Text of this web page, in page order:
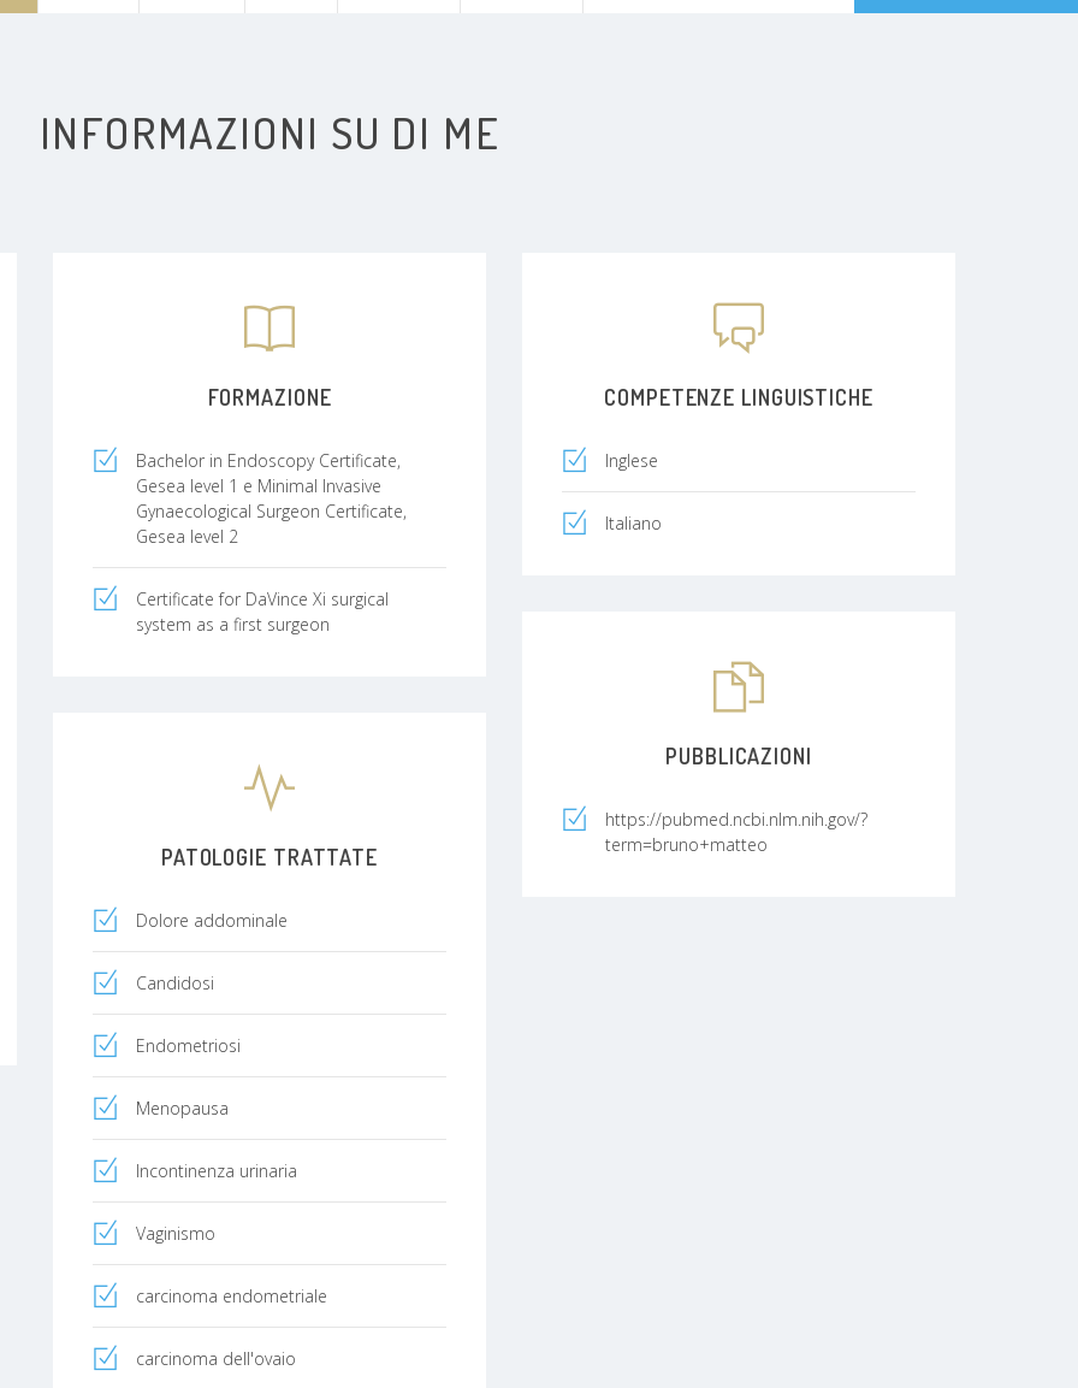
INFORMAZIONI SU DI ME
FORMAZIONE
Bachelor in Endoscopy Certificate,
Gesea level 1 e Minimal Invasive
Gynaecological Surgeon Certificate,
Gesea level 2
Certificate for DaVince Xi surgical
system as a first surgeon
COMPETENZE LINGUISTICHE
Inglese
Italiano
PUBBLICAZIONI
https://pubmed.ncbi.nlm.nih.gov/?
term=bruno+matteo
PATOLOGIE TRATTATE
Dolore addominale
Candidosi
Endometriosi
Menopausa
Incontinenza urinaria
Vaginismo
carcinoma endometriale
carcinoma dell'ovaio